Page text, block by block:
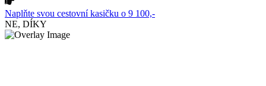
Naplňte svou cestovní kasičku o 9 100,-
NE, DÍKY